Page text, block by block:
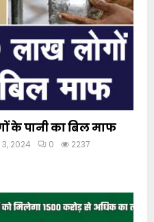
के पानी का बिल माफ
2024 0 2237